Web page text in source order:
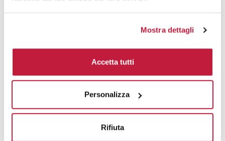
Mostra dettagli
Accetta tutti
Personalizza
Rifiuta